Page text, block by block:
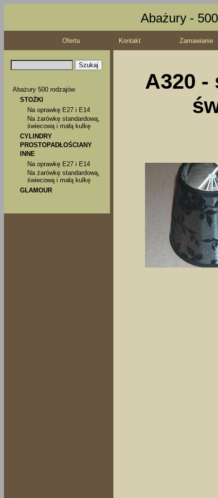
Abażury -
Oferta Kontakt Zamawianie
Abażury 500 rodzajów
STOŻKI
Na oprawkę E27 i E14
Na żarówkę standardową,
świecową i małą kulkę
CYLINDRY
PROSTOPADŁOŚCIANY
INNE
Na oprawkę E27 i E14
Na żarówkę standardową,
świecową i małą kulkę
GLAMOUR
A320 -